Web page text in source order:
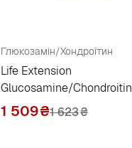
Глюкозамін/Хондроїтин
Life Extension
Glucosamine/Chondroitin
1 509₴1 623₴